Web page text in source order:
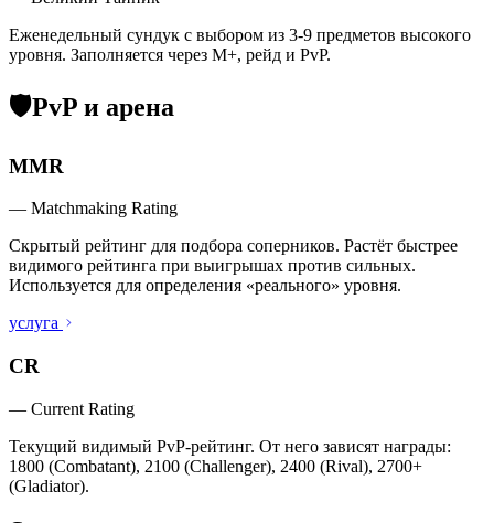
Еженедельный сундук с выбором из 3-9 предметов высокого
уровня. Заполняется через M+, рейд и PvP.
🛡️PvP и арена
MMR
— Matchmaking Rating
Скрытый рейтинг для подбора соперников. Растёт быстрее
видимого рейтинга при выигрышах против сильных.
Используется для определения «реального» уровня.
услуга
CR
— Current Rating
Текущий видимый PvP-рейтинг. От него зависят награды:
1800 (Combatant), 2100 (Challenger), 2400 (Rival), 2700+
(Gladiator).